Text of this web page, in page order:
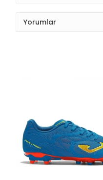
Yorumlar